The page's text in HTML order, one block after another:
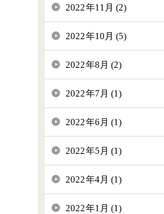
2022年11月 (2)
2022年10月 (5)
2022年8月 (2)
2022年7月 (1)
2022年6月 (1)
2022年5月 (1)
2022年4月 (1)
2022年1月 (1)